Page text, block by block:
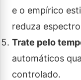
e o empírico
reduza
Trate pelo
automáticos
controlado.